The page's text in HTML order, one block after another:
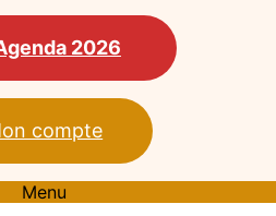
2026
compte
Menu